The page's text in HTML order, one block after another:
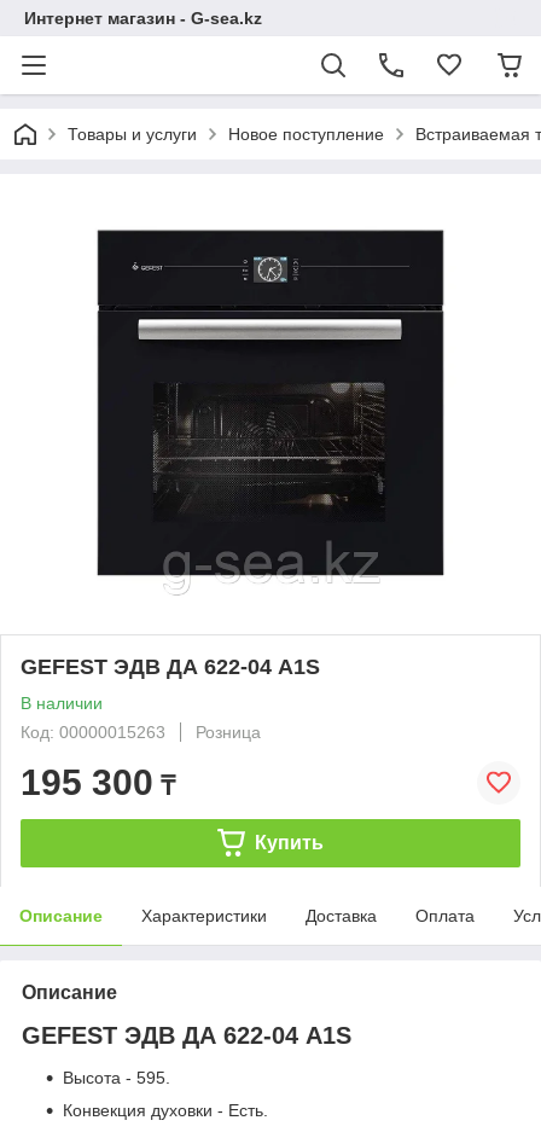
Интернет магазин - G-sea.kz
Товары и услуги Новое поступление Встраиваемая
GEFEST ЭДВ ДА 622-04 A1S
В наличии
Код: 00000015263
Розница
195 300 ₸
Купить
Описание Характеристики Доставка Оплата
Описание
GEFEST ЭДВ ДА 622-04 A1S
Высота - 595.
Конвекция духовки - Есть.